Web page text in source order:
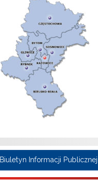
Biuletyn Informacji Publicznej